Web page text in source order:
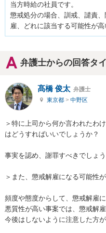
当方時給の社員です。
懲戒処分の場合、訓戒、譴責
雇、どれに該当する可能性が
弁護士からの回答タ
髙橋 俊太 弁護士
東京都 > 中野区
＞特に上司から何か言われたわ
はどうすればいいでしょうか？
事実を認め、謝罪すべきでしょう
＞また、懲戒解雇になる可能性
頻度や態度からして、懲戒解雇
悪質性が高い事案では、懲戒解
今後はしないように注意した方が